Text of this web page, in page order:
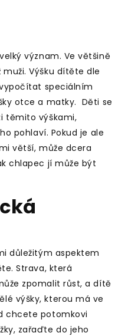
význam. Ve většině
Výšku dítěte dle
speciálním
otce a matky. Děti se
těmito výškami,
pohlaví. Pokud je ale
větší, může dcera
chlapec jí může být
důležitým aspektem
Strava, která
zpomalit růst, a dítě
výšky, kterou má ve
chcete potomkovi
zařaďte do jeho